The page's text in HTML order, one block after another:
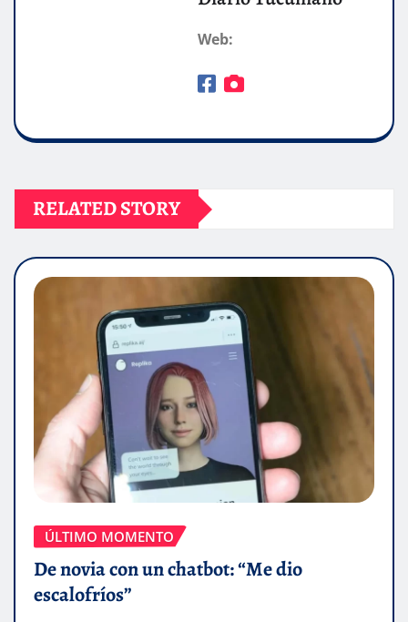
Web:
RELATED STORY
ÚLTIMO MOMENTO
De novia con un chatbot: “Me dio
escalofríos”